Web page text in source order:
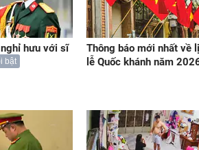
hưu với sĩ
bật
Thông báo mới nhất về
lễ Quốc khánh năm